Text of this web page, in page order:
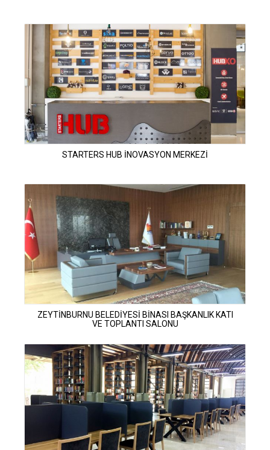
STARTERS HUB İNOVASYON MERKEZİ
ZEYTİNBURNU BELEDİYESİ BİNASI BAŞKANLIK KATI
VE TOPLANTI SALONU